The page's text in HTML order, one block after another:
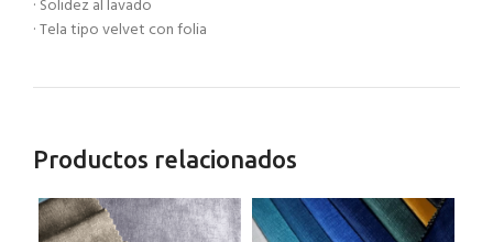
· Solidez al lavado
· Tela tipo velvet con folia
Productos relacionados